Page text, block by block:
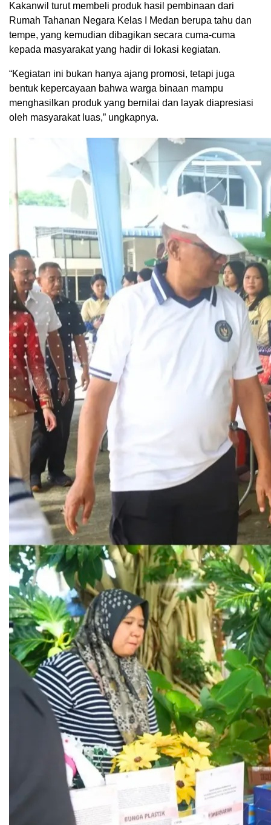
Kakanwil turut membeli produk hasil pembinaan dari
Rumah Tahanan Negara Kelas I Medan berupa tahu dan
tempe, yang kemudian dibagikan secara cuma-cuma
kepada masyarakat yang hadir di lokasi kegiatan.
“Kegiatan ini bukan hanya ajang promosi, tetapi juga
bentuk kepercayaan bahwa warga binaan mampu
menghasilkan produk yang bernilai dan layak diapresiasi
oleh masyarakat luas,” ungkapnya.